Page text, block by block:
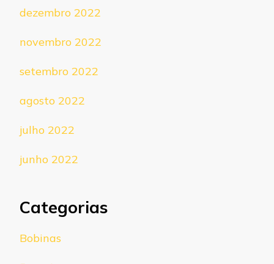
dezembro 2022
novembro 2022
setembro 2022
agosto 2022
julho 2022
junho 2022
Categorias
Bobinas